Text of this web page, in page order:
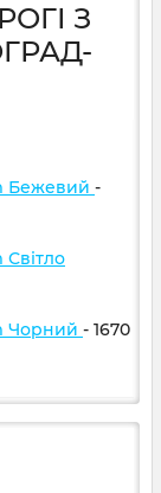
З
Бежевий -
Чорний - 1670